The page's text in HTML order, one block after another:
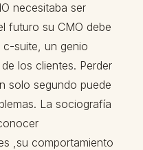
necesitaba ser
futuro su CMO debe
c-suite, un genio
los clientes. Perder
solo segundo puede
La sociografía
,su comportamiento